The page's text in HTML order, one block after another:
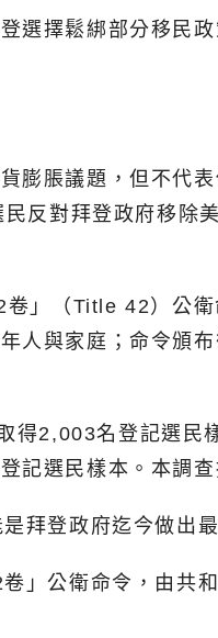
選擇鬆綁部分移民
膨脹議題，但不代
對拜登政府移除
」（Title 42）公
人與家庭；命令頒
得2,003名登記選
記選民樣本。本調
登政府迄今做出
」公衛命令，由共